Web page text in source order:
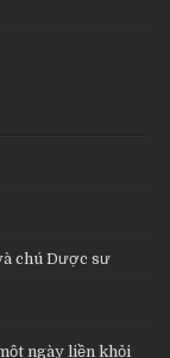
chú Dược sư
ngày liền khỏi